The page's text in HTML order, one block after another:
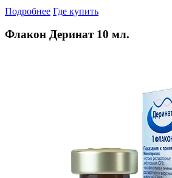
Подробнее Где купить
Флакон Деринат 10 мл.